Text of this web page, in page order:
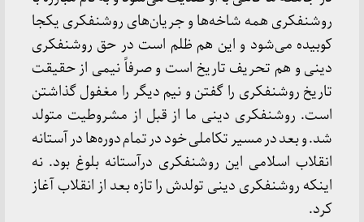
روشنفکری همه شاخه‌ها و جریان‌های روشنفکری یکجا
کوبیده می‌شود و این هم ظلم است در حق روشنفکری
دینی و هم تحریف تاریخ است و صرفاً نیمی از حقیقت
تاریخ روشنفکری را گفتن و نیم دیگر را مغفول گذاشتن
است. روشنفکری دینی ما از قبل از مشروطیت متولد
شد. و بعد در مسیر تکاملی خود در تمام دوره‌ها در آستانه
انقلاب اسلامی این روشنفکری درآستانه بلوغ بود. نه
اینکه روشنفکری دینی تولدش را تازه بعد از انقلاب آغاز
کرد.